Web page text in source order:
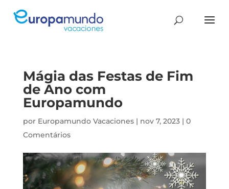
Mágia das Festas de Fim
de Ano com
Europamundo
por Europamundo Vacaciones| nov 7, 2023| 0
Comentários